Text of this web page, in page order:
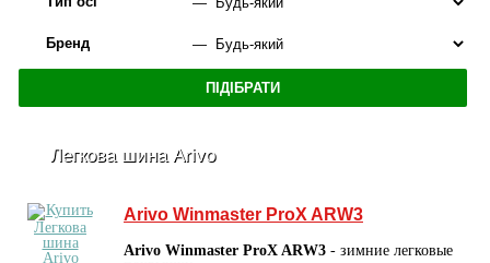
Бренд
Легкова шина Arivo
Arivo Winmaster ProX ARW3
Arivo Winmaster ProX ARW3 - зимние легковые